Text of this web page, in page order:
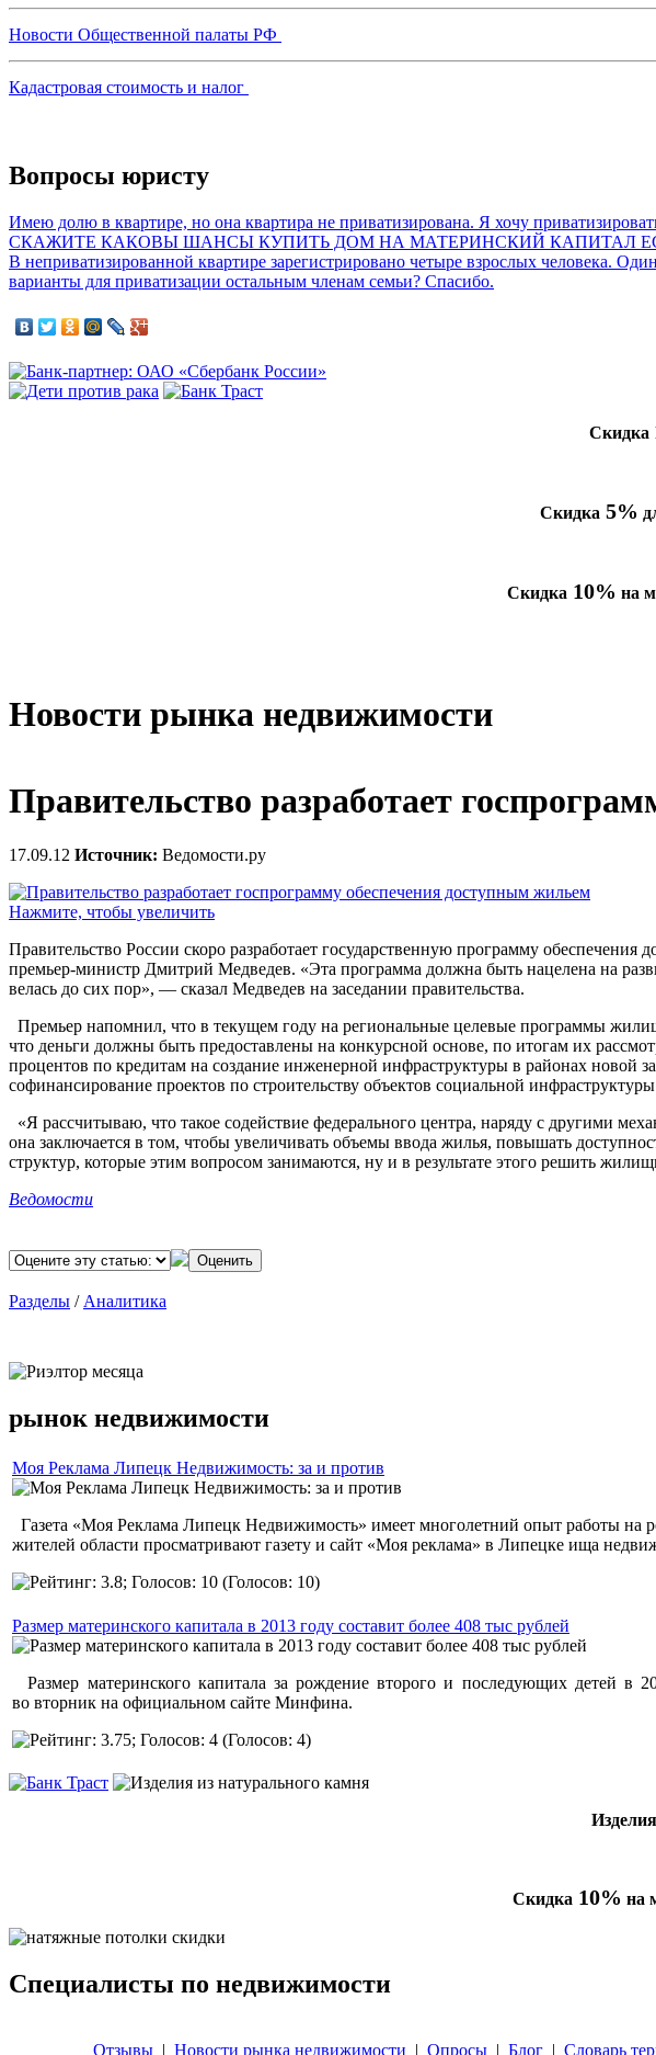
Новости Общественной палаты РФ
Кадастровая стоимость и налог
Вопросы юристу
Имею долю в квартире, но она квартира не приватизирована. Я хочу
СКАЖИТЕ КАКОВЫ ШАНСЫ КУПИТЬ ДОМ НА МАТЕРИНСКИЙ КАПИТАЛ
В неприватизированной квартире зарегистрировано четыре взрослых человека.
варианты для приватизации остальным членам семьи? Спасибо.
Скидка
Скидка 5%
Скидка 10% на
Новости рынка недвижимости
Правительство разработает
17.09.12 Источник: Ведомости.ру
Нажмите, чтобы увеличить
Правительство России скоро разработает государственную программу
премьер-министр Дмитрий Медведев. «Эта программа должна быть нацелена на
велась до сих пор», — сказал Медведев на заседании правительства.
Премьер напомнил, что в текущем году на региональные целевые программы
что деньги должны быть предоставлены на конкурсной основе, по итогам их
процентов по кредитам на создание инженерной инфраструктуры в районах новой
софинансирование проектов по строительству объектов социальной
«Я рассчитываю, что такое содействие федерального центра, наряду с другими
она заключается в том, чтобы увеличивать объемы ввода жилья, повышать
структур, которые этим вопросом занимаются, ну и в результате этого решить
Ведомости
Разделы / Аналитика
рынок недвижимости
Моя Реклама Липецк Недвижимость: за и против
Газета «Моя Реклама Липецк Недвижимость» имеет многолетний опыт работы
жителей области просматривают газету и сайт «Моя реклама» в Липецке ища
(Голосов: 10)
Размер материнского капитала в 2013 году составит более 408 тыс рублей
Размер материнского капитала за рождение второго и последующих детей в
во вторник на официальном сайте Минфина.
(Голосов: 4)
Скидка 10% на
Специалисты по недвижимости
Отзывы | Новости рынка недвижимости | Опросы | Блог | Словарь